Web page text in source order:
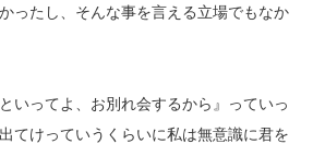
ったし、そんな事を言える立場でもなか
いってよ、お別れ会するから』っていっ
てけっていうくらいに私は無意識に君を